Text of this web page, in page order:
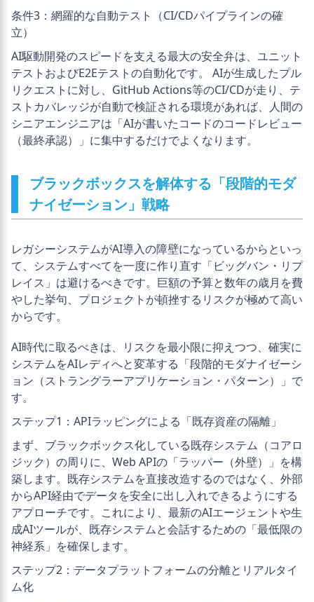
条件3：網羅的な自動テスト（CI/CDパイプラインの確
立）
AI駆動開発のスピードを支える最大の安全弁は、ユニット
テストおよびE2Eテストの自動化です。 AIが生成したプル
リクエストに対し、GitHub Actions等のCI/CDが走り、テ
ストカバレッジが自動で検証される環境があれば、人間の
シニアエンジニアは「AIが書いたコードのコードレビュー
（最終承認）」に集中するだけでよくなります。
ブラックボックスを解体する「段階的モダ
ナイゼーション」戦略
レガシーシステムがAI導入の障壁になっているからといっ
て、システムすべてを一度に作り直す「ビッグバン・リプ
レイス」は避けるべきです。巨額の予算と数年の歳月を費
やした挙句、プロジェクトが頓挫するリスクが極めて高い
からです。
AI時代に取るべきは、リスクを最小限に抑えつつ、確実に
システムをAIレディへと変革する「段階的モダナイゼーシ
ョン（ストラングラーアプリケーション・パターン）」で
す。
ステップ1：APIラッピングによる「既存資産の隔離」
まず、ブラックボックス化している既存システム（コアロ
ジック）の周りに、Web APIの「ラッパー（外壁）」を構
築します。既存システムを直接改造するのではなく、外部
からAPI経由でデータを安全に出し入れできるようにする
アプローチです。これにより、最新のAIエージェントや生
成AIツールが、既存システムと会話するための「最低限の
神経系」を確保します。
ステップ2：データプラットフォームの分離とリアルタイ
ム化